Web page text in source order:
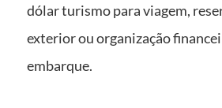
dólar turismo para viagem,
exterior ou organização
embarque.